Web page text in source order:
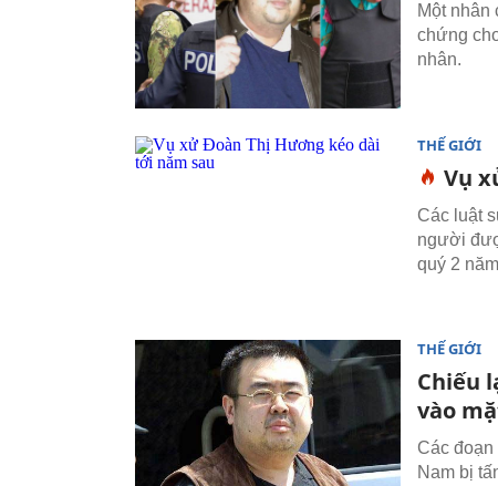
Một nhân
chứng
nhân.
THẾ GIỚI
Vụ
Các luật
người
quý 2
THẾ GIỚI
Chiếu
vào
Các
Nam bị